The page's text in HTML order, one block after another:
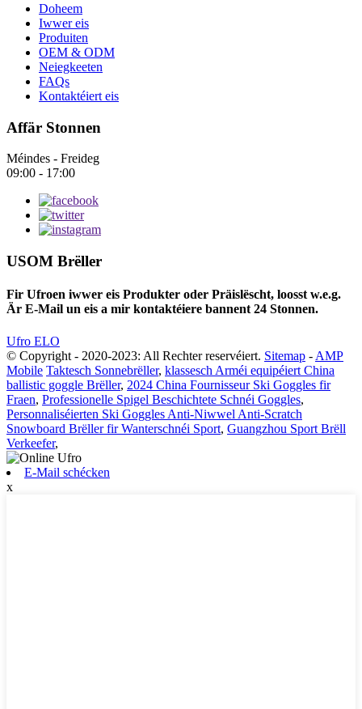
Doheem
Iwwer eis
Produiten
OEM & ODM
Neiegkeeten
FAQs
Kontaktéiert eis
Affär Stonnen
Méindes - Freideg
09:00 - 17:00
USOM Brëller
Fir Ufroen iwwer eis Produkter oder Präislëscht, loosst w.e.g.
Är E-Mail un eis a mir kontaktéiere bannent 24 Stonnen.
Ufro ELO
© Copyright - 2020-2023: All Rechter reservéiert. Sitemap - AMP
Mobile Taktesch Sonnebrëller, klassesch Arméi equipéiert China
ballistic goggle Brëller, 2024 China Fournisseur Ski Goggles fir
Fraen, Professionelle Spigel Beschichtete Schnéi Goggles,
Personnaliséierten Ski Goggles Anti-Niwwel Anti-Scratch
Snowboard Brëller fir Wanterschnéi Sport, Guangzhou Sport Brëll
Verkeefer,
E-Mail schécken
x